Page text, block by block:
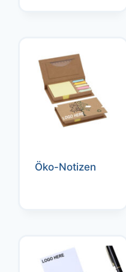
Öko-Notizen